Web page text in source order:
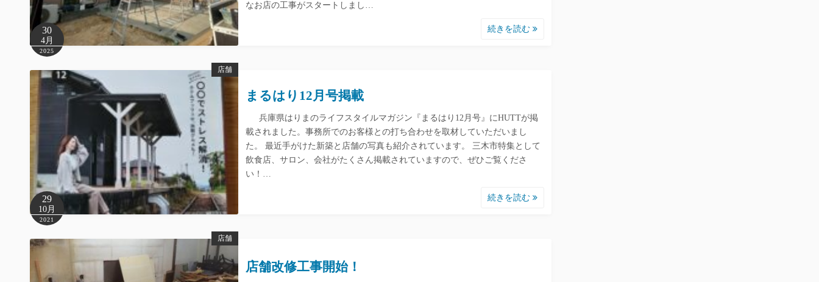
30
4月
2025
なお店の工事がスタートしまし…
続きを読む
店舗
29
10月
2021
まるはり12月号掲載
兵庫県はりまのライフスタイルマガジン『まるはり12月号』にHUTTが掲
載されました。事務所でのお客様との打ち合わせを取材していただいまし
た。 最近手がけた新築と店舗の写真も紹介されています。 三木市特集として
飲食店、サロン、会社がたくさん掲載されていますので、ぜひご覧くださ
い！…
続きを読む
店舗
店舗改修工事開始！